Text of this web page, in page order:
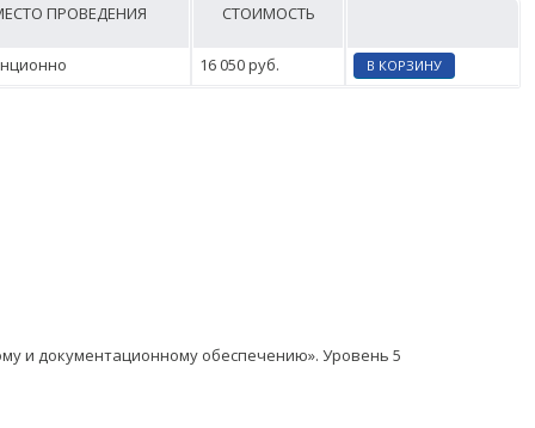
ПРОВЕДЕНИЯ СТОИМОСТЬ
16 050 руб. В КОРЗИНУ
и документационному обеспечению». Уровень 5